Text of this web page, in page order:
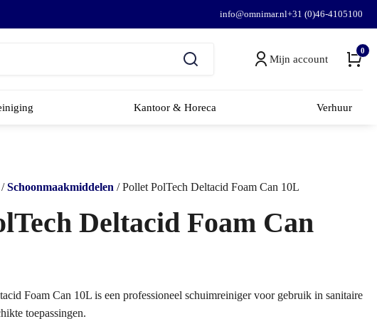
info@omnimar.nl+31 (0)46-4105100
Mijn account
0
Kantoor & Horeca Verhuur
/Schoonmaakmiddelen / Pollet PolTech Deltacid Foam Can 10L
Deltacid Foam Can
Foam Can 10L is een professioneel schuimreiniger voor gebruik in sanitaire
toepassingen.